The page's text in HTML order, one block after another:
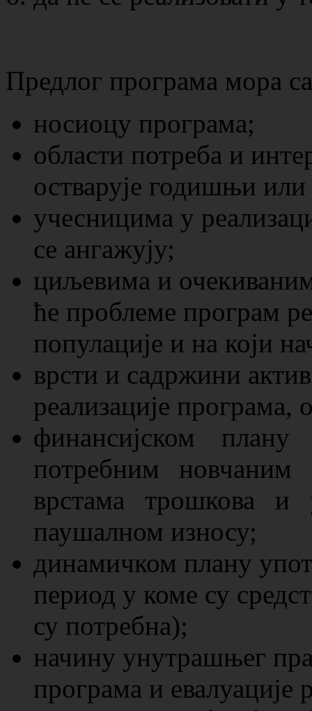
Предлог програма мора
носиоцу програма;
области потреба и
остварује годишњи
учесницима у
се ангажују;
циљевима и
ће проблеме програм
популације и на који
врсти и садржини
реализације
финансијском
потребним новчаним
врстама трошкова
паушалном износу;
динамичком плану
период у коме су
су потребна);
начину унутрашњег
програма и евалуације